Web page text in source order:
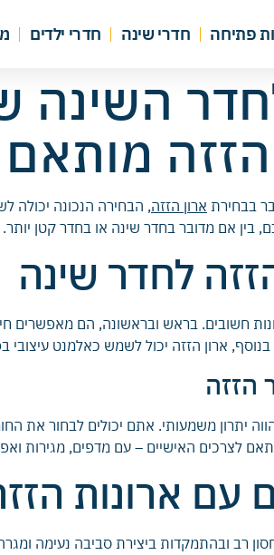
פתיחה חדרי שינה חדרי ילדים
השינה
הזזה
בבחירת ארון הזזה, הבחירה הנכונה יכולה
בין אם מדובר בחדר שינה או בחדר קטן יותר.
לחדר שינה
חשובים. בראש ובראשונה, הם מאפשרים
ארון הזזה יכול לשמש כאלמנט עיצובי
הזזה
יתרון משמעותי. אתם יכולים לבחור את
לצרכים האישיים – עם מדפים, מגירות
עם ארונות
רב ובהתמקדות ביצירת סביבה נעימה